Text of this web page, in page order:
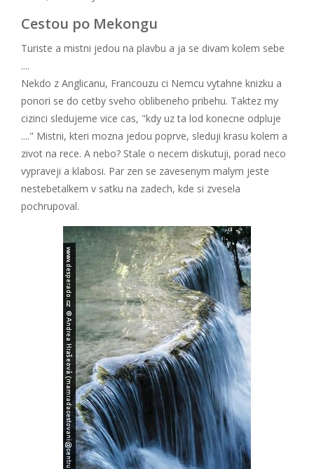
Cestou po Mekongu
Turiste a mistni jedou na plavbu a ja se divam kolem sebe
....
Nekdo z Anglicanu, Francouzu ci Nemcu vytahne knizku a
ponori se do cetby sveho oblibeneho pribehu. Taktez my
cizinci sledujeme vice cas, "kdy uz ta lod konecne odpluje
...." Mistni, kteri mozna jedou poprve, sleduji krasu kolem a
zivot na rece. A nebo? Stale o necem diskutuji, porad neco
vypraveji a klabosi. Par zen se zavesenym malym jeste
nestebetalkem v satku na zadech, kde si zvesela
pochrupoval.